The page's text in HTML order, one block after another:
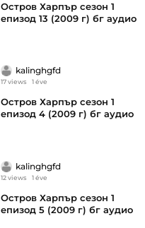
Остров Харпър сезон 1
епизод 13 (2009 г) бг аудио
kalinghgfd
17 views 1 éve
Остров Харпър сезон 1
епизод 4 (2009 г) бг аудио
kalinghgfd
12 views 1 éve
Остров Харпър сезон 1
епизод 5 (2009 г) бг аудио